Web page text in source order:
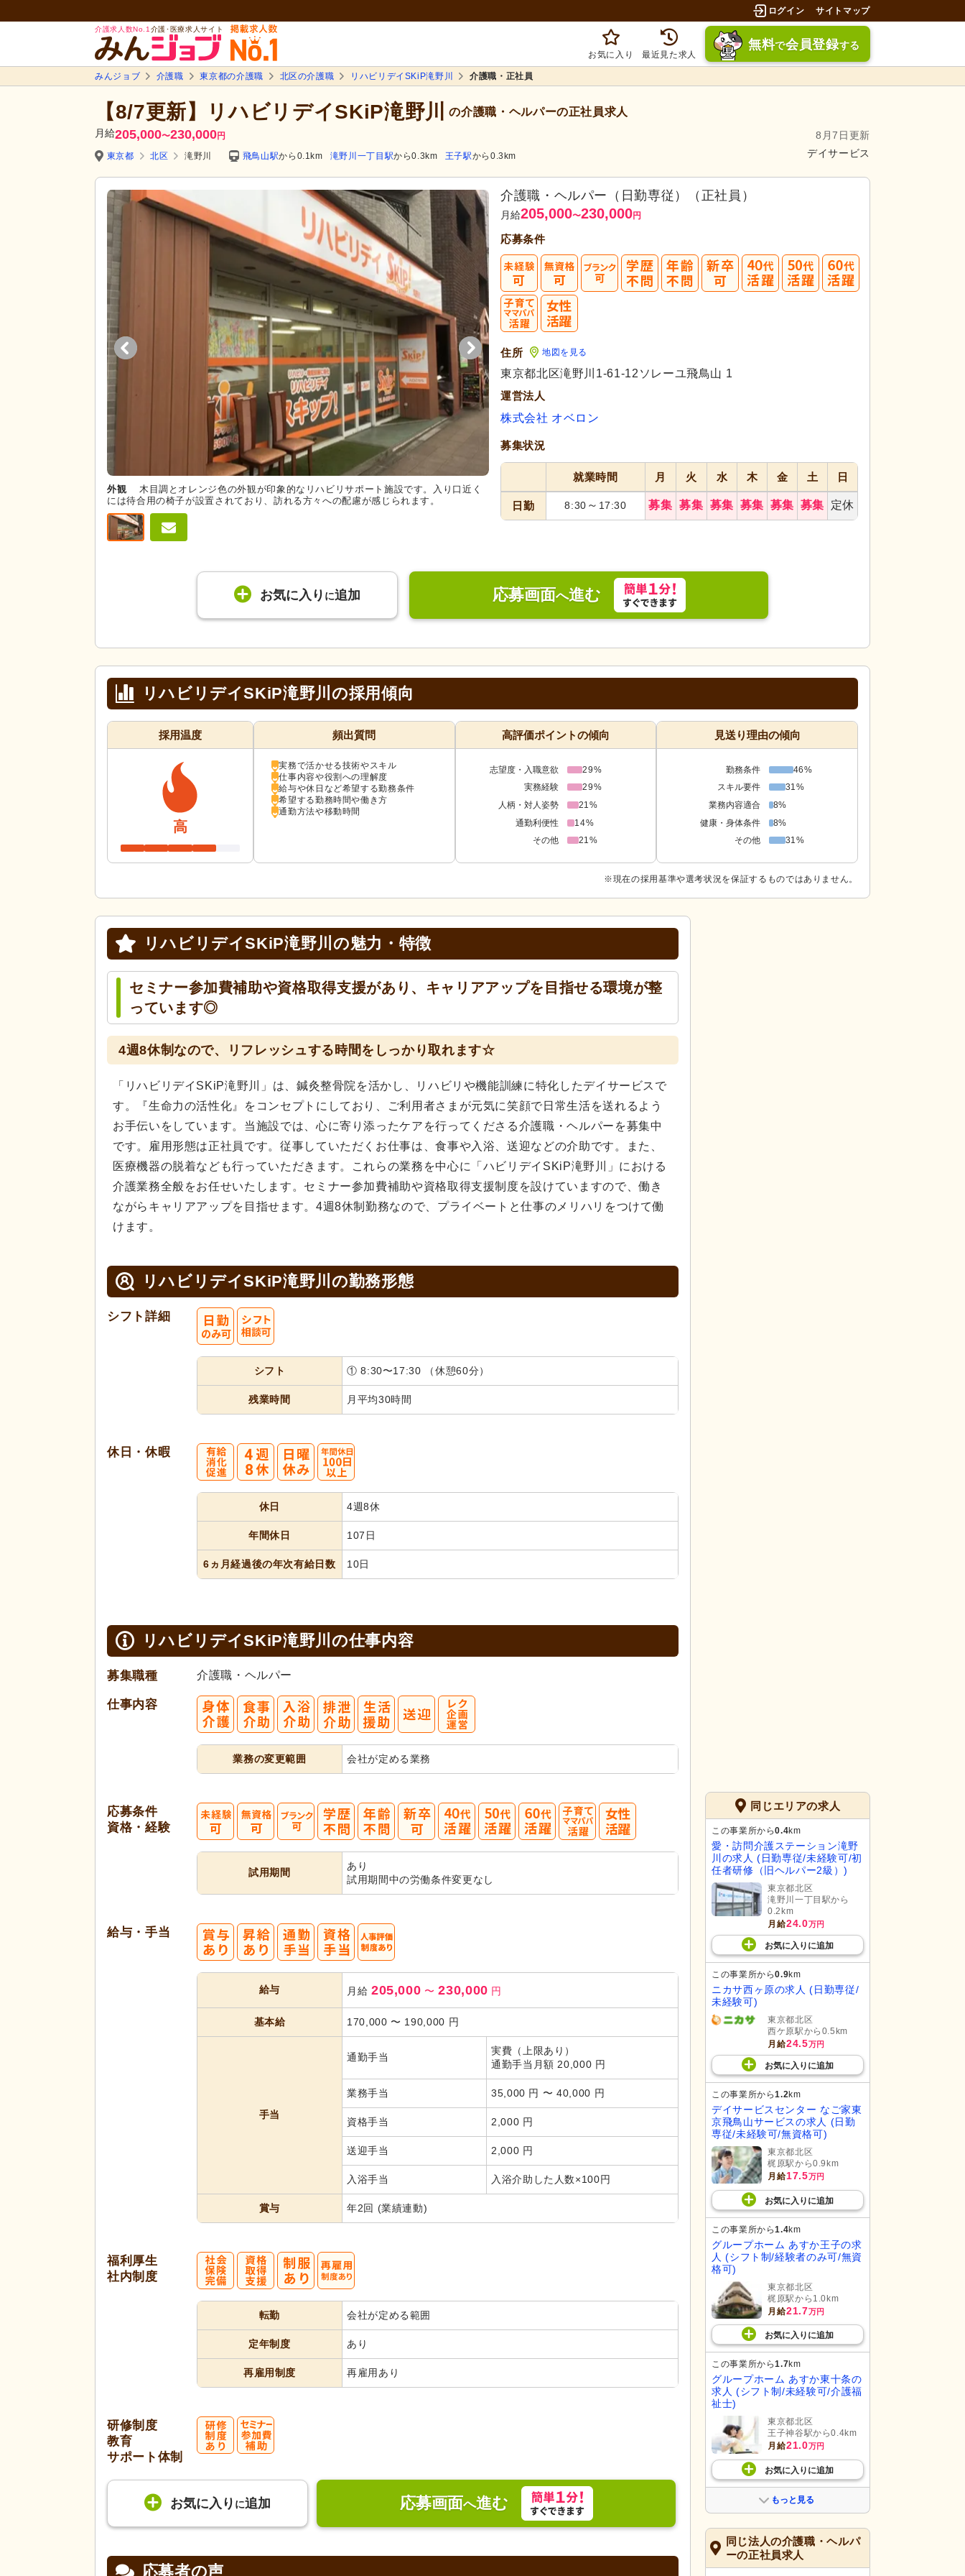
ログイン サイトマップ
介護求人数No.1 介護･医療求人サイト
お気に入り 最近見た求人
無料で会員登録する
みんジョブ 介護職 東京都の介護職 北区の介護職 リハビリデイSKiP滝野川 介護職・正社員
【8/7更新】リハビリデイSKiP滝野川 の介護職・ヘルパーの正社員求人
月給205,000〜230,000円
8月7日更新
デイサービス
東京都 北区 滝野川 飛鳥山駅から0.1km 滝野川一丁目駅から0.3km 王子駅から0.3km
外観
木目調とオレンジ色の外観が印象的なリハビリサポート施設です。入り口近く
には待合用の椅子が設置されており、訪れる方々への配慮が感じられます。
まずは応募してみましょう！
転職成功者は
介護職・ヘルパー（日勤専従）（正社員）
月給205,000〜230,000円
応募条件
住所 地図を見る
東京都北区滝野川1-61-12ソレーユ飛鳥山 1
運営法人
株式会社 オベロン
募集状況
就業時間 月 火 水 木 金 土 日
日勤 8:30 ～ 17:30 募集 募集 募集 募集 募集 募集 定休
お気に入り に追加 応募画面へ進む
リハビリデイSKiP滝野川の採用傾向
採用温度
高
頻出質問
実務で活かせる技術やスキル
仕事内容や役割への理解度
給与や休日など希望する勤務条件
希望する勤務時間や働き方
通勤方法や移動時間
高評価ポイントの傾向
志望度・入職意欲
29%
実務経験
29%
人柄・対人姿勢
21%
通勤利便性
14%
その他
21%
見送り理由の傾向
勤務条件
46%
スキル要件
31%
業務内容適合
8%
健康・身体条件
8%
その他
31%
※現在の採用基準や選考状況を保証するものではありません。
リハビリデイSKiP滝野川の魅力・特徴
セミナー参加費補助や資格取得支援があり、キャリアアップを目指せる環境が整
っています◎
4週8休制なので、リフレッシュする時間をしっかり取れます☆
「リハビリデイSKiP滝野川」は、鍼灸整骨院を活かし、リハビリや機能訓練に特化したデイサービスで
す。『生命力の活性化』をコンセプトにしており、ご利用者さまが元気に笑顔で日常生活を送れるよう
お手伝いをしています。当施設では、心に寄り添ったケアを行ってくださる介護職・ヘルパーを募集中
です。雇用形態は正社員です。従事していただくお仕事は、食事や入浴、送迎などの介助です。また、
医療機器の脱着なども行っていただきます。これらの業務を中心に「ハビリデイSKiP滝野川」における
介護業務全般をお任せいたします。セミナー参加費補助や資格取得支援制度を設けていますので、働き
ながらキャリアアップを目指せます。4週8休制勤務なので、プライベートと仕事のメリハリをつけて働
けます。
リハビリデイSKiP滝野川の勤務形態
シフト詳細
シフト ① 8:30〜17:30 （休憩60分）
残業時間 月平均30時間
休日・休暇
休日 4週8休
年間休日 107日
6ヵ月経過後の年次有給日数 10日
リハビリデイSKiP滝野川の仕事内容
募集職種 介護職・ヘルパー
仕事内容
業務の変更範囲 会社が定める業務
応募条件
資格・経験
試用期間
あり
試用期間中の労働条件変更なし
給与・手当
給与 月給 205,000 〜 230,000 円
基本給 170,000 〜 190,000 円
手当
通勤手当
実費（上限あり）
通勤手当月額 20,000 円
業務手当 35,000 円 〜 40,000 円
資格手当 2,000 円
送迎手当 2,000 円
入浴手当 入浴介助した人数×100円
賞与 年2回 (業績連動)
福利厚生
社内制度
転勤 会社が定める範囲
定年制度 あり
再雇用制度 再雇用あり
研修制度
教育
サポート体制
お気に入り に追加 応募画面へ進む
応募者の声
同じエリアの求人
この事業所から0.4km
愛・訪問介護ステーション滝野
川の求人 (日勤専従/未経験可/初
任者研修（旧ヘルパー2級）)
東京都北区
滝野川一丁目駅から
0.2km
月給24.0万円
お気に入り に追加
この事業所から0.9km
ニカサ西ヶ原の求人 (日勤専従/
未経験可)
東京都北区
西ケ原駅から0.5km
月給24.5万円
お気に入り に追加
この事業所から1.2km
デイサービスセンター なご家東
京飛鳥山サービスの求人 (日勤
専従/未経験可/無資格可)
東京都北区
梶原駅から0.9km
月給17.5万円
お気に入り に追加
この事業所から1.4km
グループホーム あすか王子の求
人 (シフト制/経験者のみ可/無資
格可)
東京都北区
梶原駅から1.0km
月給21.7万円
お気に入り に追加
この事業所から1.7km
グループホーム あすか東十条の
求人 (シフト制/未経験可/介護福
祉士)
東京都北区
王子神谷駅から0.4km
月給21.0万円
お気に入り に追加
もっと見る
同じ法人の介護職・ヘルパ
ーの正社員求人